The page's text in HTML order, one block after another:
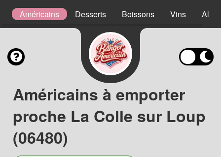
Américains Desserts Boissons Vins
Américains à emporter
proche La Colle sur Loup
(06480)